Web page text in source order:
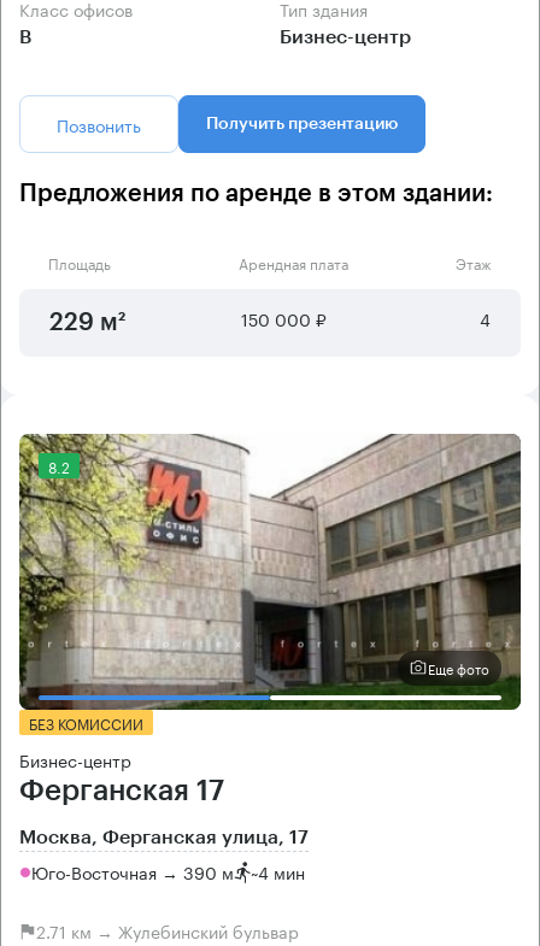
Класс офисов
B
Тип здания
Бизнес-центр
Позвонить Получить презентацию
Предложения по аренде в этом здании:
Площадь Арендная плата Этаж
229 м² 150 000 ₽ 4
8.2
Еще фото
БЕЗ КОМИССИИ
Бизнес-центр
Ферганская 17
Москва, Ферганская улица, 17
Юго-Восточная → 390 м ~4 мин
2.71 км → Жулебинский бульвар